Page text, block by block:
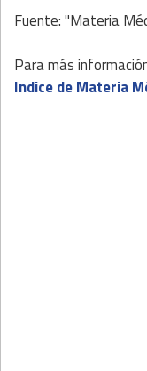
Fuente: "Materia
Para más
Indice de Materia